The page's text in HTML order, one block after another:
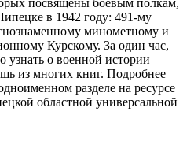
в 1942 году: 491-му
минометному и
Курскому. За один час,
о военной истории
из многих книг. Подробнее
разделе на ресурсе
областной универсальной